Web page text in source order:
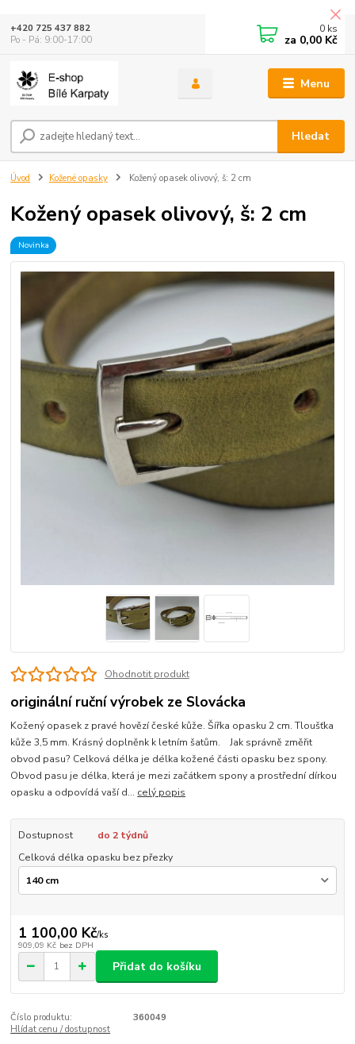
Menu
Hledat
+420 725 437 882
Po - Pá: 9:00-17:00
0 ks
za 0,00 Kč
Úvod Kožené opasky Kožený opasek olivový, š: 2 cm
Kožený opasek olivový, š: 2 cm
Novinka
Ohodnotit produkt
originální ruční výrobek ze Slovácka
Kožený opasek z pravé hovězí české kůže. Šířka opasku 2 cm. Tloušťka
kůže 3,5 mm. Krásný doplněnk k letním šatům. Jak správně změřit
obvod pasu? Celková délka je délka kožené části opasku bez spony.
Obvod pasu je délka, která je mezi začátkem spony a prostřední dírkou
opasku a odpovídá vaší d... celý popis
Dostupnost
do 2 týdnů
Celková délka opasku bez přezky
1 100,00 Kč/ks
909,09 Kč bez DPH
Přidat do košíku
Číslo produktu:
360049
Hlídat cenu / dostupnost